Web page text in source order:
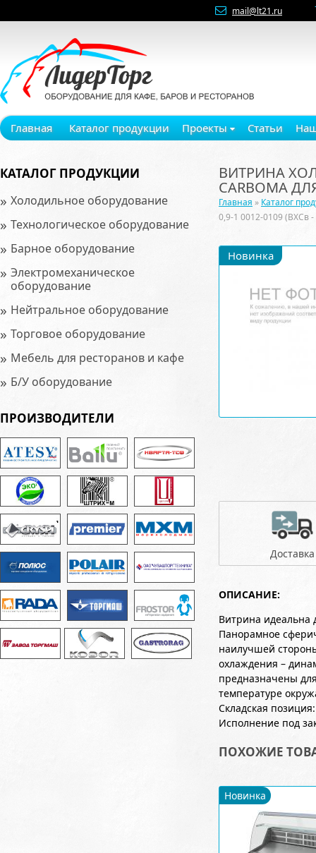
mail@lt21.ru
Главная Каталог продукции Проекты Статьи
КАТАЛОГ ПРОДУКЦИИ
» Холодильное оборудование
» Технологическое оборудование
» Барное оборудование
» Электромеханическое
оборудование
» Нейтральное оборудование
» Торговое оборудование
» Мебель для ресторанов и кафе
» Б/У оборудование
ПРОИЗВОДИТЕЛИ
ВИТРИНА
CARBOMA
Главная » Каталог
0,9-1 0012-0109 (ВХСв
Новинка
Доставка
ОПИСАНИЕ:
Витрина идеальна
Панорамное
наилучшей
охлаждения –
предназначены
температуре
Складская
Исполнение под
ПОХОЖИЕ
Новинка